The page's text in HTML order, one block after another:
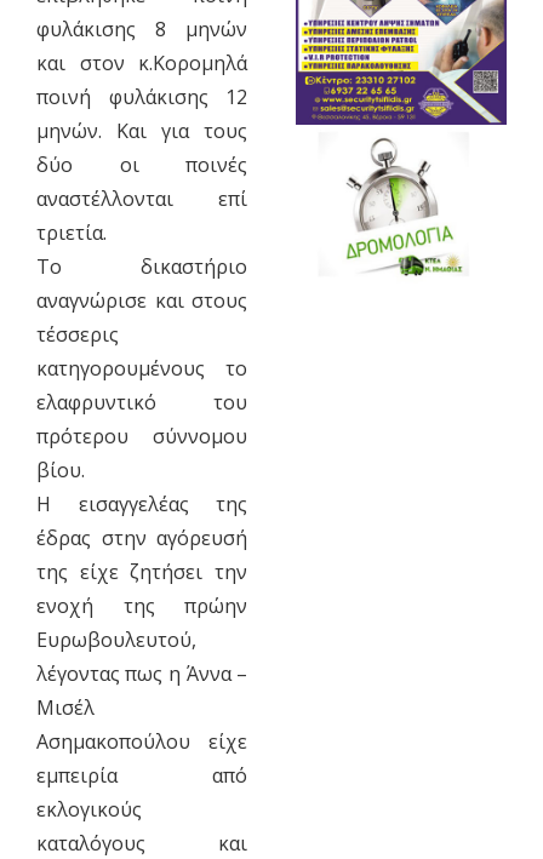
φυλάκισης 8 μηνών
και στον κ.Κορομηλά
ποινή φυλάκισης 12
μηνών. Και για τους
δύο οι ποινές
αναστέλλονται επί
τριετία.
Το δικαστήριο
αναγνώρισε και στους
τέσσερις
κατηγορουμένους το
ελαφρυντικό του
πρότερου σύννομου
βίου.
Η εισαγγελέας της
έδρας στην αγόρευσή
της είχε ζητήσει την
ενοχή της πρώην
Ευρωβουλευτού,
λέγοντας πως η Άννα –
Μισέλ
Ασημακοπούλου είχε
εμπειρία από
εκλογικούς
καταλόγους και